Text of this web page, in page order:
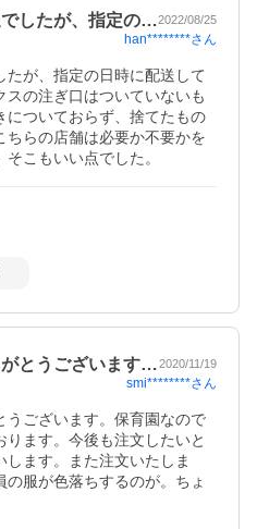
したが、指定の…2022/08/25
han********さん
が、指定の日時に配送して
の注ぎ口はついていないも
についておらず、捨てたもの
ちらの店舗は必要か不要かを
こもいい点でした。
とうございます…2020/11/19
smi********さん
うございます。保育園なので
ります。今後も注文したいと
ます。また注文いたしま
服が色落ちするのが。ちょ